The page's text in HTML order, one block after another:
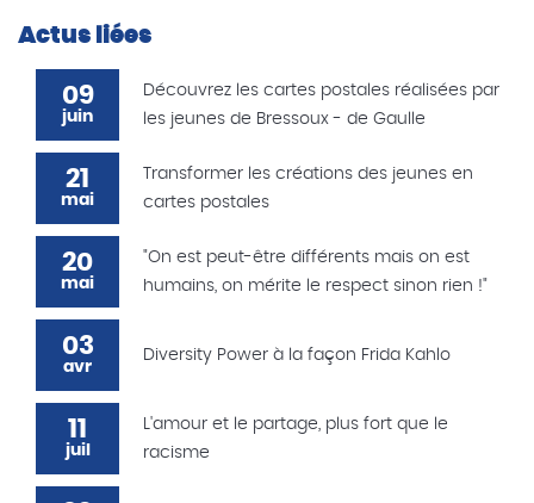
Actus liées
09
juin
Découvrez les cartes postales réalisées par
les jeunes de Bressoux - de Gaulle
21
mai
Transformer les créations des jeunes en
cartes postales
20
mai
"On est peut-être différents mais on est
humains, on mérite le respect sinon rien !"
03
avr
Diversity Power à la façon Frida Kahlo
11
juil
L'amour et le partage, plus fort que le
racisme